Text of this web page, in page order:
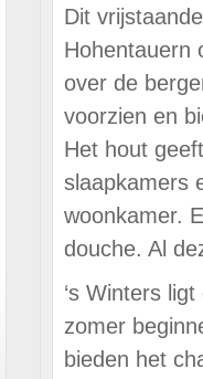
Dit
Hohentauern
over de
voorzien en
Het hout
slaapkamers
woonkamer.
douche. Al
‘s Winters
zomer
bieden het